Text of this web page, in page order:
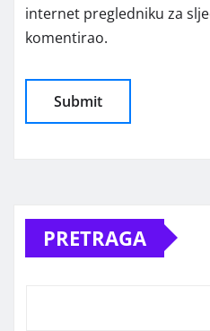
internet pregledniku za
komentirao.
PRETRAGA